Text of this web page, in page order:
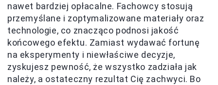
nawet bardziej opłacalne. Fachowcy stosują
przemyślane i zoptymalizowane materiały oraz
technologie, co znacząco podnosi jakość
końcowego efektu. Zamiast wydawać fortunę
na eksperymenty i niewłaściwe decyzje,
zyskujesz pewność, że wszystko zadziała jak
należy, a ostateczny rezultat Cię zachwyci. Bo